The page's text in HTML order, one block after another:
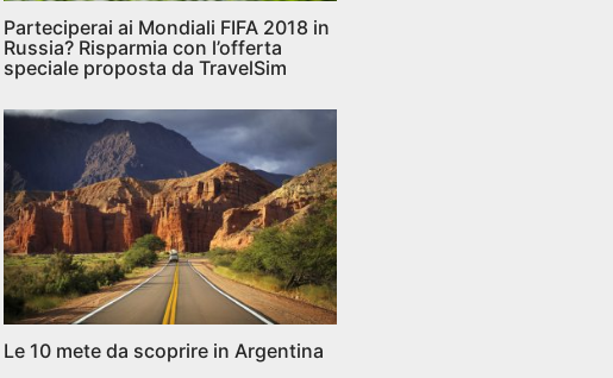
Parteciperai ai Mondiali FIFA 2018 in
Russia? Risparmia con l’offerta
speciale proposta da TravelSim
Le 10 mete da scoprire in Argentina